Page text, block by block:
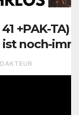
+PAK-
noch-